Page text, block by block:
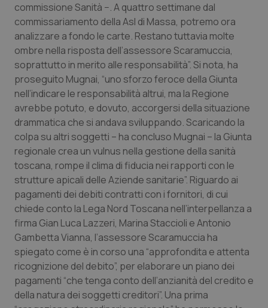
Umbria
Valle D’Aosta
Veneto
Oftalmologia
Oncodermatologia
Oncoematologia
Oncologia & Nutrizione
Psoriasi & pelle
Quotidiano Cardiologia
Quotidiano Chirurgia
Quotidiano Oncologia
Quotidiano Pediatria
Rene & patologie urogenitali
commissione Sanità −. A quattro settimane dal
commissariamento della Asl di Massa, potremo ora
analizzare a fondo le carte. Restano tuttavia molte
ombre nella risposta dell’assessore Scaramuccia,
soprattutto in merito alle responsabilità”. Si nota, ha
proseguito Mugnai, “uno sforzo feroce della Giunta
nell’indicare le responsabilità altrui, ma la Regione
avrebbe potuto, e dovuto, accorgersi della situazione
drammatica che si andava sviluppando. Scaricando la
colpa su altri soggetti – ha concluso Mugnai – la Giunta
regionale crea un vulnus nella gestione della sanità
toscana, rompe il clima di fiducia nei rapporti con le
strutture apicali delle Aziende sanitarie”. Riguardo ai
pagamenti dei debiti contratti con i fornitori, di cui
chiede conto la Lega Nord Toscana nell’interpellanza a
firma Gian Luca Lazzeri, Marina Staccioli e Antonio
Gambetta Vianna, l’assessore Scaramuccia ha
spiegato come è in corso una “approfondita e attenta
ricognizione del debito”, per elaborare un piano dei
pagamenti “che tenga conto dell’anzianità del credito e
della natura dei soggetti creditori”. Una prima